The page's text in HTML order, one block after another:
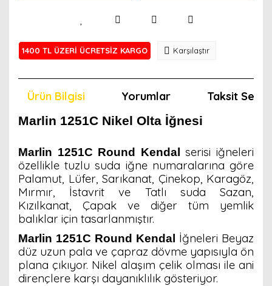
1400 TL ÜZERİ ÜCRETSİZ KARGO Karşılaştır
Ürün Bilgisi Yorumlar Taksit
Marlin 1251C Nikel Olta İğnesi
Marlin 1251C Round Kendalserisi iğneleri
özellikle tuzlu suda iğne numaralarına göre
Palamut, Lüfer, Sarıkanat, Çinekop, Karagöz,
Mırmır, İstavrit ve Tatlı suda Sazan,
Kızılkanat, Çapak ve diğer tüm yemlik
balıklar için tasarlanmıştır.
Marlin 1251C Round Kendal İğneleri Beyaz
düz uzun pala ve çapraz dövme yapısıyla ön
plana çıkıyor. Nikel alaşım çelik olması ile ani
dirençlere karşı dayanıklılık gösteriyor.